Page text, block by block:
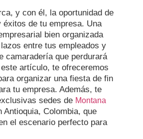
y con él, la oportunidad de
de tu empresa. Una
bien organizada
entre tus empleados y
camaradería que perdurará
artículo, te ofreceremos
organizar una fiesta de fin
tu empresa. Además, te
sedes de Montana
Antioquia, Colombia, que
el escenario perfecto para